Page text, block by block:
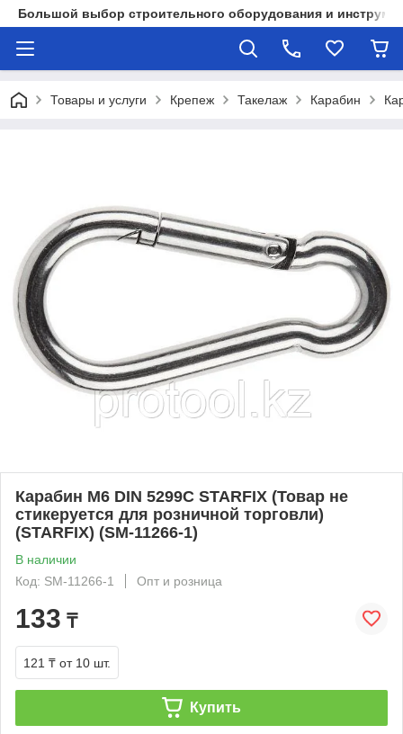
Большой выбор строительного оборудования и
Товары и услуги Крепеж Такелаж Карабин
Карабин М6 DIN 5299C STARFIX (Товар не
стикеруется для розничной торговли)
(STARFIX) (SM-11266-1)
В наличии
Код: SM-11266-1
Опт и розница
133 ₸
121 ₸ от 10 шт.
Купить